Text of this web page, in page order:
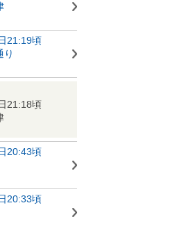
21:19頃
り
21:18頃
20:43頃
20:33頃